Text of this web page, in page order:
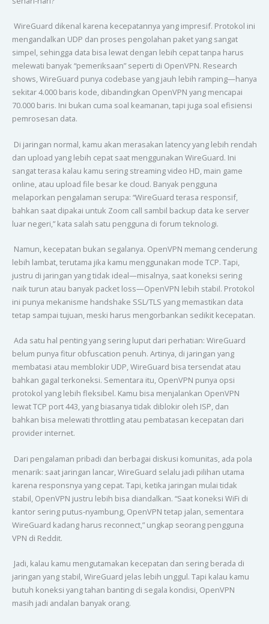
WireGuard dikenal karena kecepatannya yang impresif. Protokol ini
mengandalkan UDP dan proses pengolahan paket yang sangat
simpel, sehingga data bisa lewat dengan lebih cepat tanpa harus
melewati banyak “pemeriksaan” seperti di OpenVPN. Research
shows, WireGuard punya codebase yang jauh lebih ramping—hanya
sekitar 4.000 baris kode, dibandingkan OpenVPN yang mencapai
70.000 baris. Ini bukan cuma soal keamanan, tapi juga soal efisiensi
pemrosesan data.
Di jaringan normal, kamu akan merasakan latency yang lebih rendah
dan upload yang lebih cepat saat menggunakan WireGuard. Ini
sangat terasa kalau kamu sering streaming video HD, main game
online, atau upload file besar ke cloud. Banyak pengguna
melaporkan pengalaman serupa: “WireGuard terasa responsif,
bahkan saat dipakai untuk Zoom call sambil backup data ke server
luar negeri,” kata salah satu pengguna di forum teknologi.
Namun, kecepatan bukan segalanya. OpenVPN memang cenderung
lebih lambat, terutama jika kamu menggunakan mode TCP. Tapi,
justru di jaringan yang tidak ideal—misalnya, saat koneksi sering
naik turun atau banyak packet loss—OpenVPN lebih stabil. Protokol
ini punya mekanisme handshake SSL/TLS yang memastikan data
tetap sampai tujuan, meski harus mengorbankan sedikit kecepatan.
Ada satu hal penting yang sering luput dari perhatian: WireGuard
belum punya fitur obfuscation penuh. Artinya, di jaringan yang
membatasi atau memblokir UDP, WireGuard bisa tersendat atau
bahkan gagal terkoneksi. Sementara itu, OpenVPN punya opsi
protokol yang lebih fleksibel. Kamu bisa menjalankan OpenVPN
lewat TCP port 443, yang biasanya tidak diblokir oleh ISP, dan
bahkan bisa melewati throttling atau pembatasan kecepatan dari
provider internet.
Dari pengalaman pribadi dan berbagai diskusi komunitas, ada pola
menarik: saat jaringan lancar, WireGuard selalu jadi pilihan utama
karena responsnya yang cepat. Tapi, ketika jaringan mulai tidak
stabil, OpenVPN justru lebih bisa diandalkan. “Saat koneksi WiFi di
kantor sering putus-nyambung, OpenVPN tetap jalan, sementara
WireGuard kadang harus reconnect,” ungkap seorang pengguna
VPN di Reddit.
Jadi, kalau kamu mengutamakan kecepatan dan sering berada di
jaringan yang stabil, WireGuard jelas lebih unggul. Tapi kalau kamu
butuh koneksi yang tahan banting di segala kondisi, OpenVPN
masih jadi andalan banyak orang.